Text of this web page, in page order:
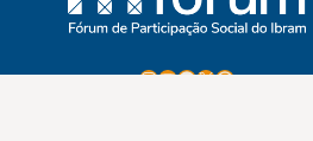
Instagram
Youtube
Facebook
X WhatsApp